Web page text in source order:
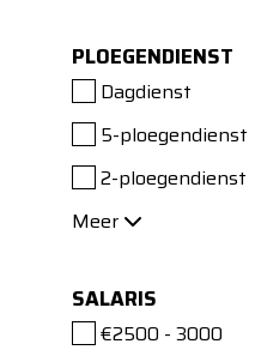
PLOEGENDIENST
Dagdienst
5-ploegendienst
2-ploegendienst
Meer
SALARIS
€2500 - 3000